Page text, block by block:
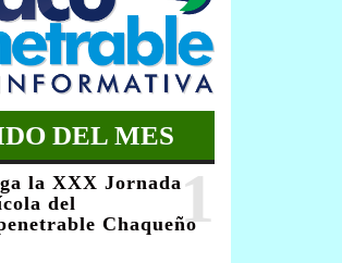
DEL MES
1
la XXX Jornada
del
Chaqueño